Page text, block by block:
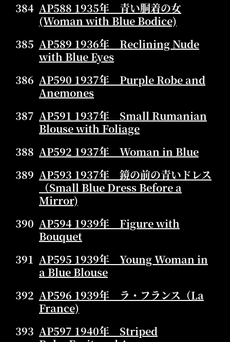
384 AP588 1935年 青い胴着の女
(Woman with Blue Bodice)
385 AP589 1936年 Reclining Nude
with Blue Eyes
386 AP590 1937年 Purple Robe and
Anemones
387 AP591 1937年 Small Rumanian
Blouse with Foliage
388 AP592 1937年 Woman in Blue
389 AP593 1937年 鏡の前の青いドレス
（Small Blue Dress Before a
Mirror)
390 AP594 1939年 Figure with
Bouquet
391 AP595 1939年 Young Woman in
a Blue Blouse
392 AP596 1939年 ラ・フランス（La
France)
393 AP597 1940年 Striped